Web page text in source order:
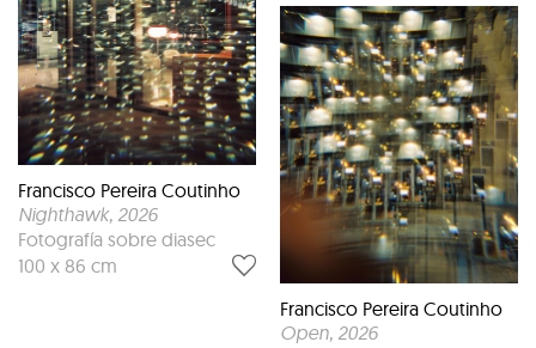
Francisco Pereira Coutinho
Nighthawk, 2026
Fotografía sobre diasec
100 x 86 cm
Francisco Pereira Coutinho
Open, 2026